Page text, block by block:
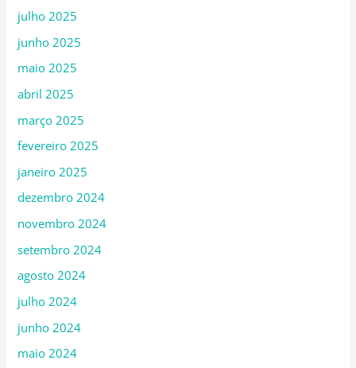
julho 2025
junho 2025
maio 2025
abril 2025
março 2025
fevereiro 2025
janeiro 2025
dezembro 2024
novembro 2024
setembro 2024
agosto 2024
julho 2024
junho 2024
maio 2024